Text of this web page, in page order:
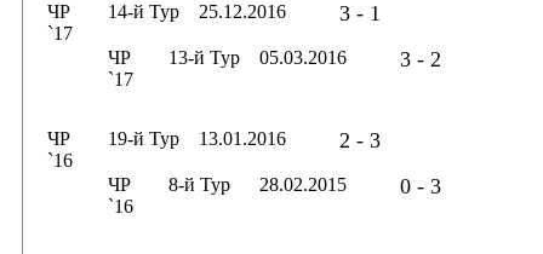
ЧР
`17
14-й Тур 25.12.2016 3 - 1
ЧР
`17
13-й Тур 05.03.2016 3 - 2
ЧР
`16
19-й Тур 13.01.2016 2 - 3
ЧР
`16
8-й Тур 28.02.2015 0 - 3